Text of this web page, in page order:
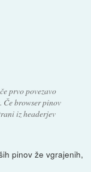
prvo povezavo
Če browser pinov
iz headerjev
pinov že vgrajenih,